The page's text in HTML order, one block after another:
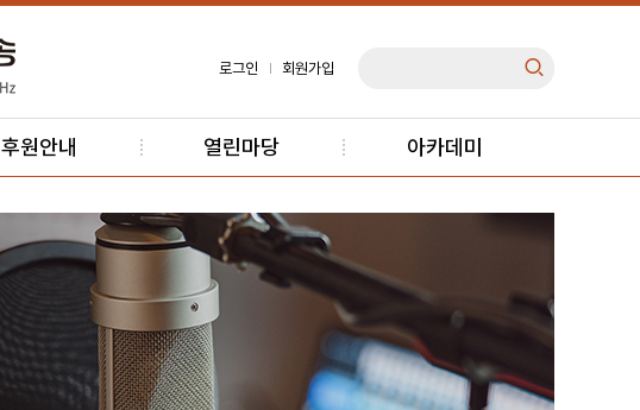
로그인 회원가입
후원안내 열린마당 아카데미